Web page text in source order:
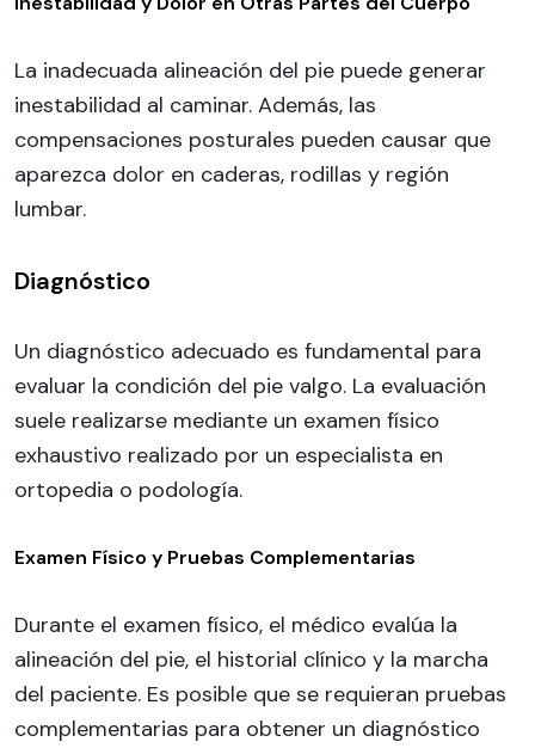
La inadecuada alineación del pie puede generar
inestabilidad al caminar. Además, las
compensaciones posturales pueden causar que
aparezca dolor en caderas, rodillas y región
lumbar.
Diagnóstico
Un diagnóstico adecuado es fundamental para
evaluar la condición del pie valgo. La evaluación
suele realizarse mediante un examen físico
exhaustivo realizado por un especialista en
ortopedia o podología.
Examen Físico y Pruebas Complementarias
Durante el examen físico, el médico evalúa la
alineación del pie, el historial clínico y la marcha
del paciente. Es posible que se requieran pruebas
complementarias para obtener un diagnóstico